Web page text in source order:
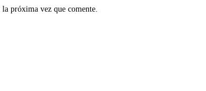
próxima vez que comente.